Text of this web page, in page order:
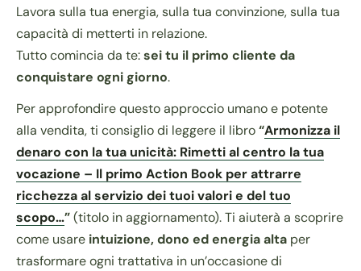
Lavora sulla tua energia, sulla tua convinzione, sulla tua
capacità di metterti in relazione.
Tutto comincia da te:sei tu il primo cliente da
conquistare ogni giorno.
Per approfondire questo approccio umano e potente
alla vendita, ti consiglio di leggere il libro“Armonizza il
denaro con la tua unicità: Rimetti al centro la tua
vocazione – Il primo Action Book per attrarre
ricchezza al servizio dei tuoi valori e del tuo
scopo…”(titolo in aggiornamento). Ti aiuterà a scoprire
come usare intuizione, dono ed energia alta per
trasformare ogni trattativa in un’occasione di